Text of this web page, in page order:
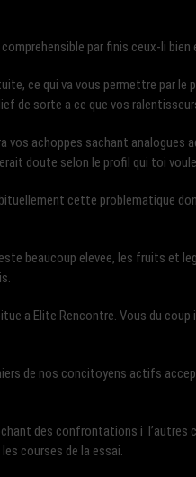
par finis ceux-li bien
ce qui va vous permettre par
de sorte a ce que vos
achoppes sachant analogues
doute selon le profil qui toi
cette problematique
beaucoup elevee, les fruits
a Elite Rencontre. Vous du
de nos concitoyens actifs
des confrontations i l’autres
courses de la essai.